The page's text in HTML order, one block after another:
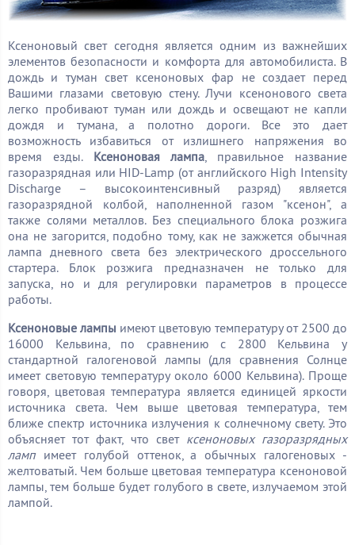
Ксеноновый свет сегодня является одним из важнейших
элементов безопасности и комфорта для автомобилиста. В
дождь и туман свет ксеноновых фар не создает перед
Вашими глазами световую стену. Лучи ксенонового света
легко пробивают туман или дождь и освещают не капли
дождя и тумана, а полотно дороги. Все это дает
возможность избавиться от излишнего напряжения во
время езды. Ксеноновая лампа , правильное название
газоразрядная или HID-Lamp (от английского High Intensity
Discharge – высокоинтенсивный разряд) является
газоразрядной колбой, наполненной газом "ксенон", а
также солями металлов. Без специального блока розжига
она не загорится, подобно тому, как не зажжется обычная
лампа дневного света без электрического дроссельного
стартера. Блок розжига предназначен не только для
запуска, но и для регулировки параметров в процессе
работы.
Ксеноновые лампы имеют цветовую температуру от 2500 до
16000 Кельвина, по сравнению с 2800 Кельвина у
стандартной галогеновой лампы (для сравнения Солнце
имеет световую температуру около 6000 Кельвина). Проще
говоря, цветовая температура является единицей яркости
источника света. Чем выше цветовая температура, тем
ближе спектр источника излучения к солнечному свету. Это
объясняет тот факт, что свет ксеноновых газоразрядных
лампимеет голубой оттенок, а обычных галогеновых -
желтоватый. Чем больше цветовая температура ксеноновой
лампы, тем больше будет голубого в свете, излучаемом этой
лампой.